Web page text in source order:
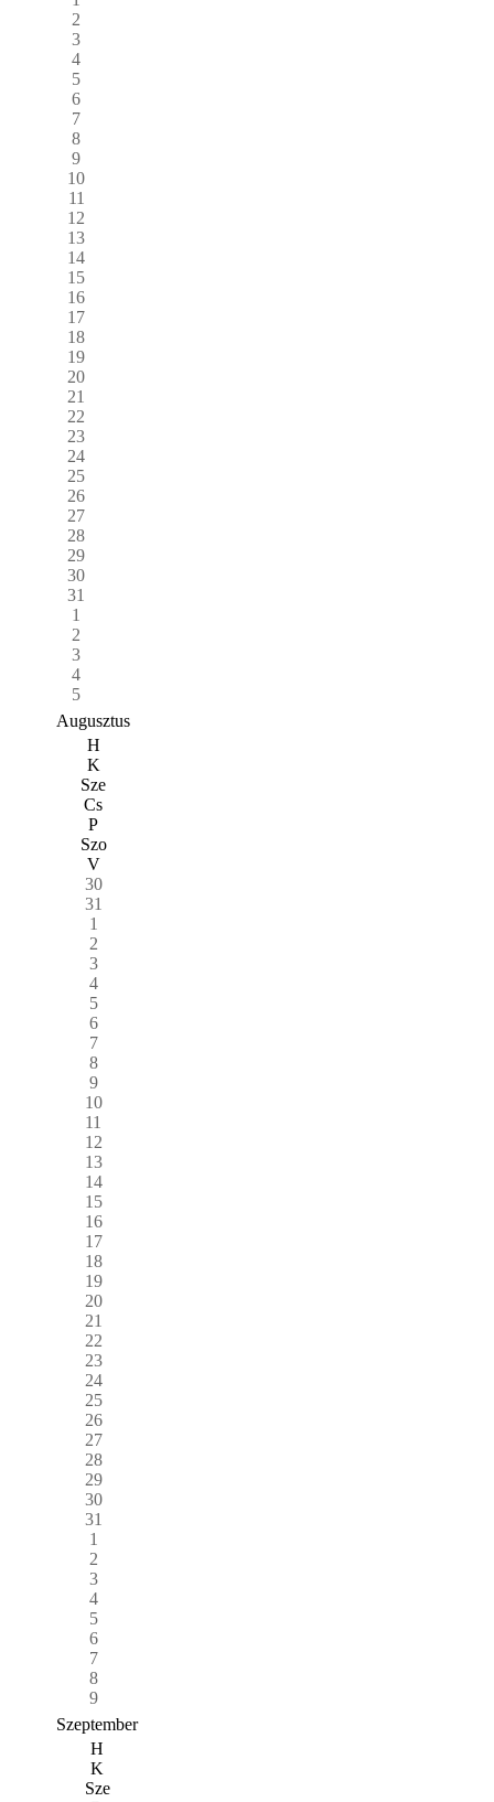
2
3
4
5
6
7
8
9
10
11
12
13
14
15
16
17
18
19
20
21
22
23
24
25
26
27
28
29
30
31
1
2
3
4
5
Augusztus
H
K
Sze
Cs
P
Szo
V
30
31
1
2
3
4
5
6
7
8
9
10
11
12
13
14
15
16
17
18
19
20
21
22
23
24
25
26
27
28
29
30
31
1
2
3
4
5
6
7
8
9
Szeptember
H
K
Sze